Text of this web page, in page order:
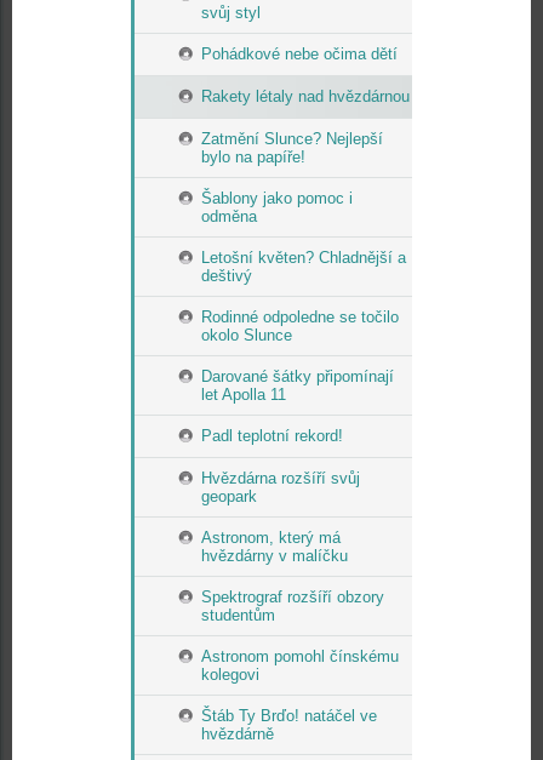
svůj styl
Pohádkové nebe očima dětí
Rakety létaly nad hvězdárnou
Zatmění Slunce? Nejlepší
bylo na papíře!
Šablony jako pomoc i
odměna
Letošní květen? Chladnější a
deštivý
Rodinné odpoledne se točilo
okolo Slunce
Darované šátky připomínají
let Apolla 11
Padl teplotní rekord!
Hvězdárna rozšíří svůj
geopark
Astronom, který má
hvězdárny v malíčku
Spektrograf rozšíří obzory
studentům
Astronom pomohl čínskému
kolegovi
Štáb Ty Brďo! natáčel ve
hvězdárně